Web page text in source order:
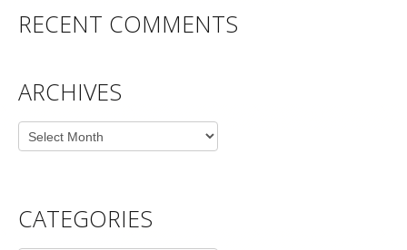
RECENT COMMENTS
ARCHIVES
Archives
CATEGORIES